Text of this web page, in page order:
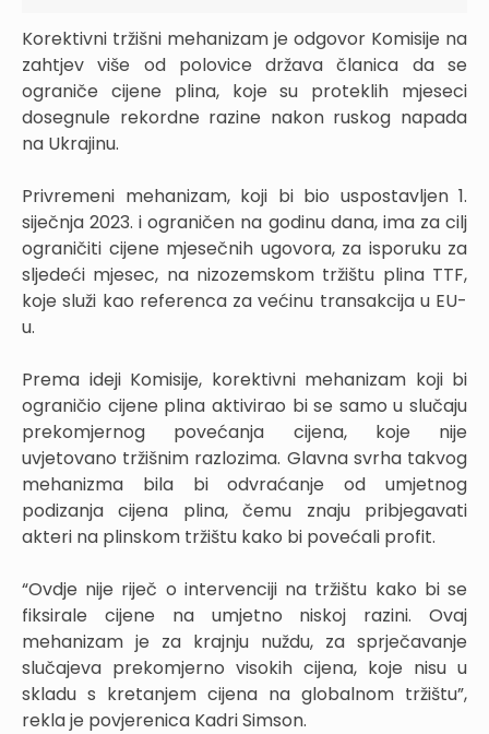
Korektivni tržišni mehanizam je odgovor Komisije na
zahtjev više od polovice država članica da se
ograniče cijene plina, koje su proteklih mjeseci
dosegnule rekordne razine nakon ruskog napada
na Ukrajinu.
Privremeni mehanizam, koji bi bio uspostavljen 1.
siječnja 2023. i ograničen na godinu dana, ima za cilj
ograničiti cijene mjesečnih ugovora, za isporuku za
sljedeći mjesec, na nizozemskom tržištu plina TTF,
koje služi kao referenca za većinu transakcija u EU-
u.
Prema ideji Komisije, korektivni mehanizam koji bi
ograničio cijene plina aktivirao bi se samo u slučaju
prekomjernog povećanja cijena, koje nije
uvjetovano tržišnim razlozima. Glavna svrha takvog
mehanizma bila bi odvraćanje od umjetnog
podizanja cijena plina, čemu znaju pribjegavati
akteri na plinskom tržištu kako bi povećali profit.
“Ovdje nije riječ o intervenciji na tržištu kako bi se
fiksirale cijene na umjetno niskoj razini. Ovaj
mehanizam je za krajnju nuždu, za sprječavanje
slučajeva prekomjerno visokih cijena, koje nisu u
skladu s kretanjem cijena na globalnom tržištu”,
rekla je povjerenica Kadri Simson.